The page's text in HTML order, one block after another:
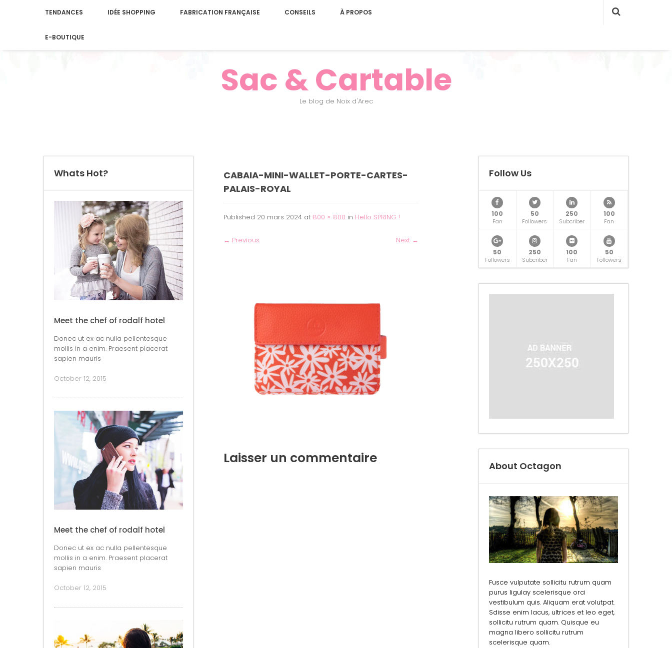
TENDANCES IDÉE SHOPPING FABRICATION FRANÇAISE CONSEILS À PROPOS
E-BOUTIQUE
Sac & Cartable
Le blog de Noix d'Arec
Whats Hot?
Meet the chef of rodalf hotel
Donec ut ex ac nulla pellentesque
mollis in a enim. Praesent placerat
sapien mauris
October 12, 2015
Meet the chef of rodalf hotel
Donec ut ex ac nulla pellentesque
mollis in a enim. Praesent placerat
sapien mauris
October 12, 2015
CABAIA-MINI-WALLET-PORTE-CARTES-
PALAIS-ROYAL
Published 20 mars 2024 at 800 × 800 in Hello SPRING !
← Previous Next →
Laisser un commentaire
Follow Us
100
Fan
50
Followers
250
Subcriber
100
Fan
50
Followers
250
Subcriber
100
Fan
50
Followers
About Octagon
Fusce vulputate sollicitu rutrum quam
purus ligulay scelerisque orci
vestibulum quis. Aliquam erat volutpat.
Sdisse enim lacus, ultrices et leo eget,
sollicitu rutrum quam. Quisque eu
magna libero sollicitu rutrum
scelerisque quam.